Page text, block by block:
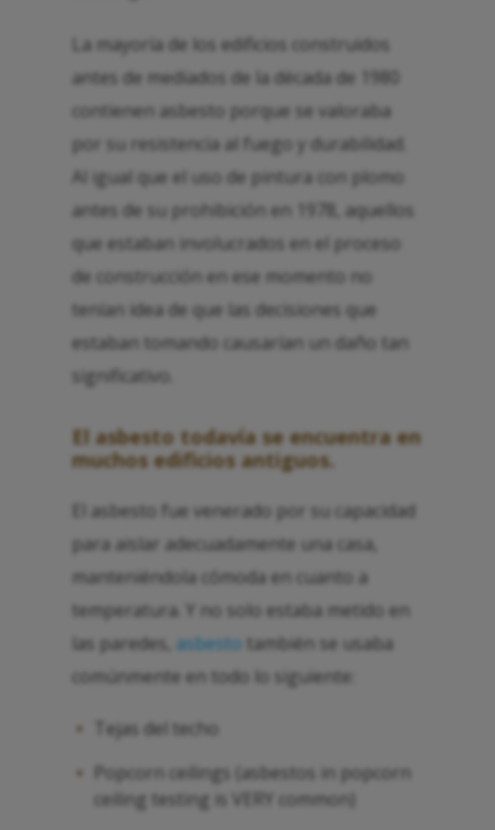
La mayoría de los edificios construidos
antes de mediados de la década de 1980
contienen asbesto porque se valoraba
por su resistencia al fuego y durabilidad.
Al igual que el uso de pintura con plomo
antes de su prohibición en 1978, aquellos
que estaban involucrados en el proceso
de construcción en ese momento no
tenían idea de que las decisiones que
estaban tomando causarían un daño tan
significativo.
El asbesto todavía se encuentra en
muchos edificios antiguos.
El asbesto fue venerado por su capacidad
para aislar adecuadamente una casa,
manteniéndola cómoda en cuanto a
temperatura. Y no solo estaba metido en
las paredes, asbesto también se usaba
comúnmente en todo lo siguiente:
Tejas del techo
Popcorn ceilings (asbestos in popcorn
ceiling testing is VERY common)